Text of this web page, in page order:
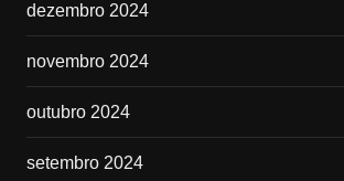
dezembro 2024
novembro 2024
outubro 2024
setembro 2024